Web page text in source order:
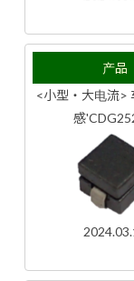
产品
<小型・大电流>
感